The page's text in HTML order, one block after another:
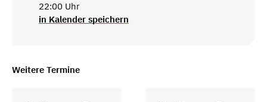
22:00 Uhr
in Kalender speichern
Weitere Termine